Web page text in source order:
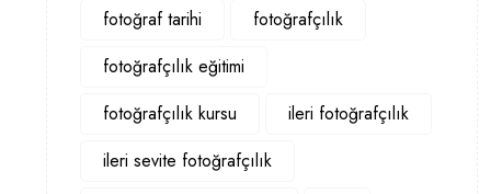
fotoğraf tarihi
fotoğrafçılık
fotoğrafçılık eğitimi
fotoğrafçılık kursu
ileri fotoğrafçılık
ileri sevite fotoğrafçılık